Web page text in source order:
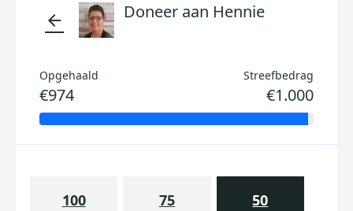
arrow_back Doneer aan Hennie
Opgehaald
€974
Streefbedrag
€1.000
100 75 50